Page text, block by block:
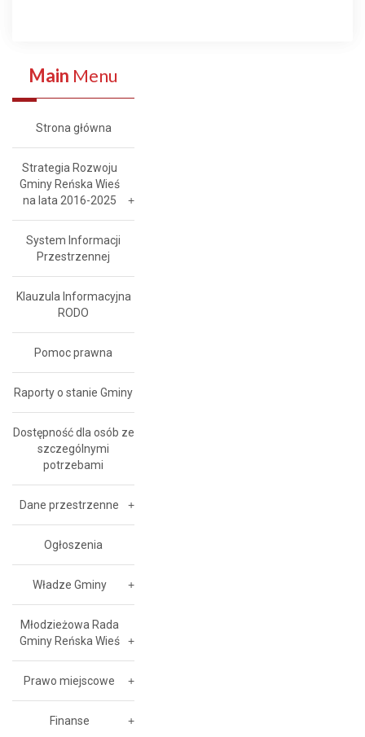
Main Menu
Strona główna
Strategia Rozwoju
Gminy Reńska Wieś
na lata 2016-2025
System Informacji
Przestrzennej
Klauzula Informacyjna
RODO
Pomoc prawna
Raporty o stanie Gminy
Dostępność dla osób ze
szczególnymi
potrzebami
Dane przestrzenne
Ogłoszenia
Władze Gminy
Młodzieżowa Rada
Gminy Reńska Wieś
Prawo miejscowe
Finanse